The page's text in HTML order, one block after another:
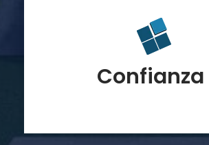
Confianza